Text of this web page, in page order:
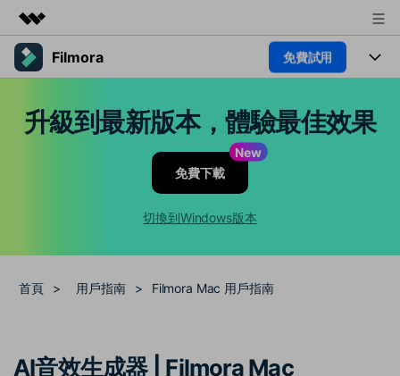
精選產品
實用工具
總覽
支援
Filmora 免費試用
文字
速生成相似風格影片
100 點兌積分
幫助中心
聯絡我們 案例分享
升級到最新版本，體驗最佳效果
New
免費下載
切換到Windows版本
首頁 > 用戶指南 > Filmora Mac 用戶指南
AI音效生成器 | Filmora Mac